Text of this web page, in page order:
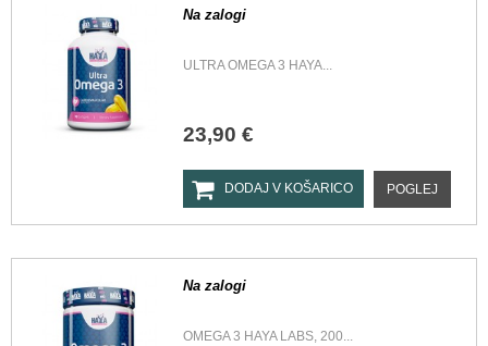
Na zalogi
ULTRA OMEGA 3 HAYA...
23,90 €
DODAJ V KOŠARICO POGLEJ
Na zalogi
OMEGA 3 HAYA LABS, 200...